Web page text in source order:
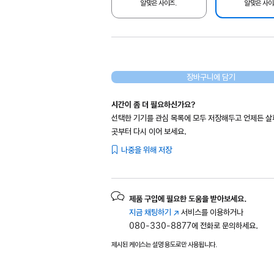
알맞은 사이즈.
알맞은 사이
장바구니에 담기
시간이 좀 더 필요하신가요?
선택한 기기를 관심 목록에 모두 저장해두고 언제든 살
곳부터 다시 이어 보세요.
나중을 위해 저장
제품 구입에 필요한 도움을 받아보세요.
지금 채팅하기 (새
창에서
열림)
서비스를 이용하거나
080-330-8877에 전화로 문의하세요.
제시된 케이스는 설명 용도로만 사용됩니다.